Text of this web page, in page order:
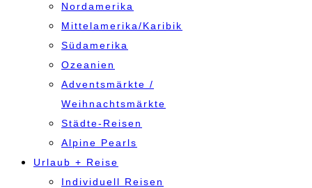
Nordamerika
Mittelamerika/Karibik
Südamerika
Ozeanien
Adventsmärkte /
Weihnachtsmärkte
Städte-Reisen
Alpine Pearls
Urlaub + Reise
Individuell Reisen